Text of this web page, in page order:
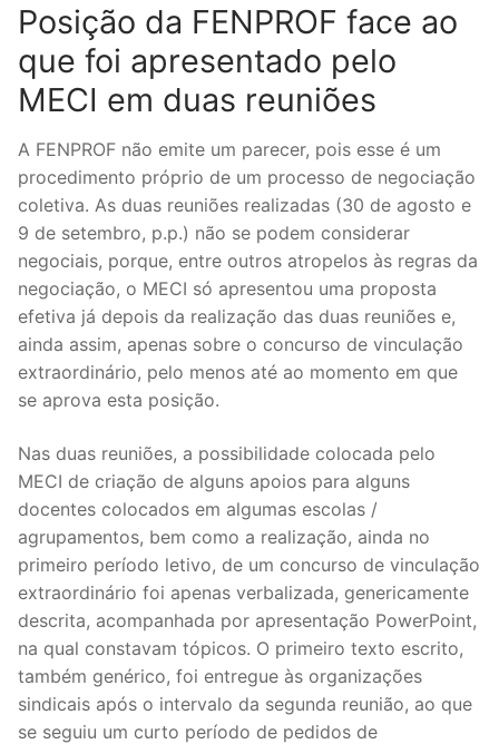
sindicalização
Notícias
Legislação
Sectores
PRÉ-ESCOLAR
1º CICLO
2º/3º CEB / SECUNDÁRIO
ENSINO ARTÍSTICO
PARTICULAR / IPSS / MISERICÓRDIAS
ENSINO SUPERIOR
PROFESSORES CONTRATADOS
DOCENTES APOSENTADOS
Formação
Área de Sócios
Posição da FENPROF face ao
que foi apresentado pelo
MECI em duas reuniões
A FENPROF não emite um parecer, pois esse é um
procedimento próprio de um processo de negociação
coletiva. As duas reuniões realizadas (30 de agosto e
9 de setembro, p.p.) não se podem considerar
negociais, porque, entre outros atropelos às regras da
negociação, o MECI só apresentou uma proposta
efetiva já depois da realização das duas reuniões e,
ainda assim, apenas sobre o concurso de vinculação
extraordinário, pelo menos até ao momento em que
se aprova esta posição.
Nas duas reuniões, a possibilidade colocada pelo
MECI de criação de alguns apoios para alguns
docentes colocados em algumas escolas /
agrupamentos, bem como a realização, ainda no
primeiro período letivo, de um concurso de vinculação
extraordinário foi apenas verbalizada, genericamente
descrita, acompanhada por apresentação PowerPoint,
na qual constavam tópicos. O primeiro texto escrito,
também genérico, foi entregue às organizações
sindicais após o intervalo da segunda reunião, ao que
se seguiu um curto período de pedidos de